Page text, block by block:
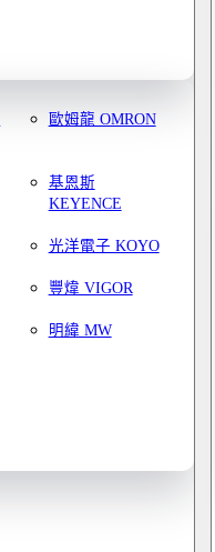
歐姆龍 OMRON
基恩斯
KEYENCE
光洋電子 KOYO
豐煒 VIGOR
明緯 MW